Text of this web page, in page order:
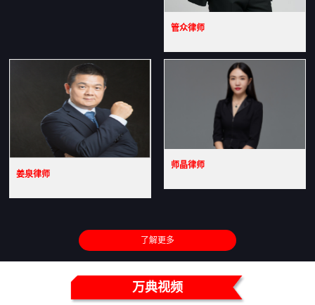
管众律师
姜泉律师
师晶律师
了解更多
万典视频